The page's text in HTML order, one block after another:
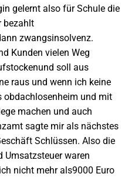
gelernt also für Schule die
bezahlt
zwangsinsolvenz.
Kunden vielen Weg
soll aus
raus und wenn ich keine
obdachlosenheim und mit
machen und auch
sagte mir als nächstes
Schlüssen. Also die
Umsatzsteuer waren
nicht mehr als9000 Euro